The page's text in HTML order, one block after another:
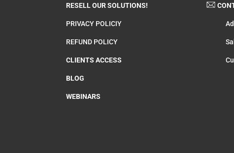
RESELL OUR SOLUTIONS!
PRIVACY POLICIY
REFUND POLICY
CLIENTS ACCESS
BLOG
WEBINARS